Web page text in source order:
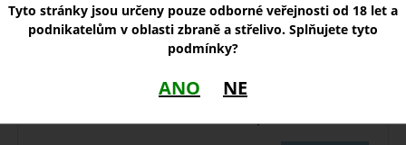
Vyhazovací nůž Mikov Predator, 241-ND-2/KP
Tyto stránky jsou určeny pouze odborné veřejnosti od 18 let a
podnikatelům v oblasti zbraně a střelivo. Splňujete tyto
podmínky?
ANO NE